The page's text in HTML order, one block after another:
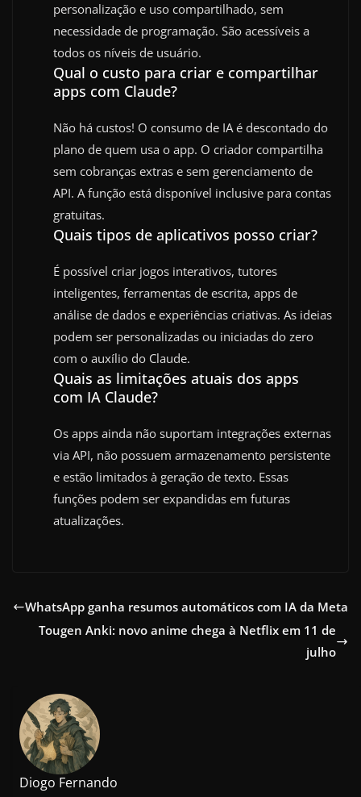
personalização e uso compartilhado, sem
necessidade de programação. São acessíveis a
todos os níveis de usuário.
Qual o custo para criar e compartilhar
apps com Claude?
Não há custos! O consumo de IA é descontado do
plano de quem usa o app. O criador compartilha
sem cobranças extras e sem gerenciamento de
API. A função está disponível inclusive para contas
gratuitas.
Quais tipos de aplicativos posso criar?
É possível criar jogos interativos, tutores
inteligentes, ferramentas de escrita, apps de
análise de dados e experiências criativas. As ideias
podem ser personalizadas ou iniciadas do zero
com o auxílio do Claude.
Quais as limitações atuais dos apps
com IA Claude?
Os apps ainda não suportam integrações externas
via API, não possuem armazenamento persistente
e estão limitados à geração de texto. Essas
funções podem ser expandidas em futuras
atualizações.
WhatsApp ganha resumos automáticos com IA da Meta
Tougen Anki: novo anime chega à Netflix em 11 de
julho
Diogo Fernando